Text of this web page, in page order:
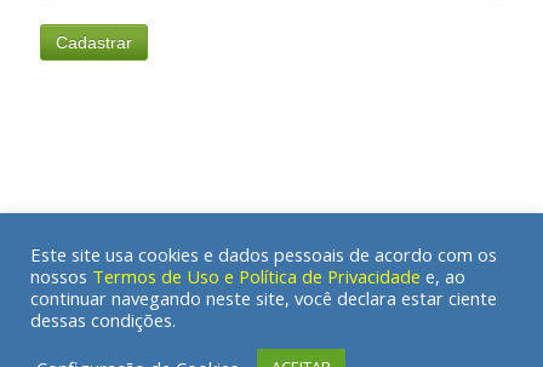
© 2020 A Clínica Antroposófica | Todos os direitos reservados
Este site usa cookies e dados pessoais de acordo com os
nossos Termos de Uso e Política de Privacidade e, ao
continuar navegando neste site, você declara estar ciente
dessas condições.
Agende uma consulta